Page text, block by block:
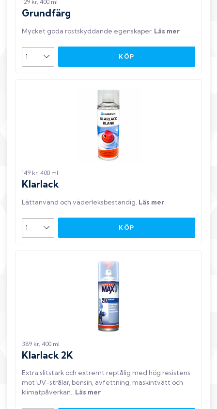
129 kr, 400 ml
Grundfärg
Mycket goda rostskyddande egenskaper. Läs mer
KÖP
149 kr, 400 ml
Klarlack
Lättanvänd och väderleksbeständig Läs mer
KÖP
389 kr, 400 ml
Klarlack 2K
Extra slitstark och extremt reptålig med hög resistens
mot UV-strålar, bensin, avfettning, maskintvätt och
klimatpåverkan.. Läs mer